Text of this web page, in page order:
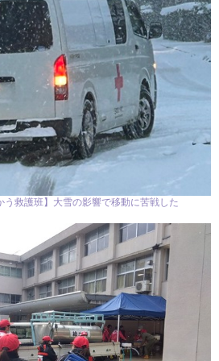
う救護班】大雪の影響で移動に苦戦した